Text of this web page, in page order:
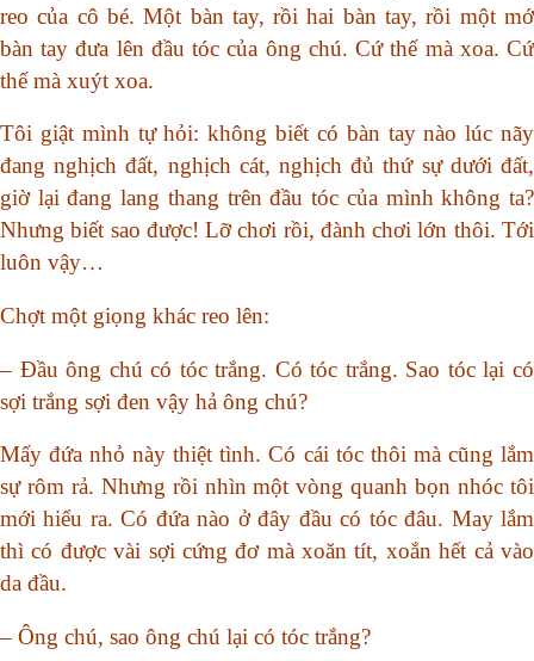
reo của cô bé. Một bàn tay, rồi hai bàn tay, rồi một mớ
bàn tay đưa lên đầu tóc của ông chú. Cứ thế mà xoa. Cứ
thế mà xuýt xoa.
Tôi giật mình tự hỏi: không biết có bàn tay nào lúc nãy
đang nghịch đất, nghịch cát, nghịch đủ thứ sự dưới đất,
giờ lại đang lang thang trên đầu tóc của mình không ta?
Nhưng biết sao được! Lỡ chơi rồi, đành chơi lớn thôi. Tới
luôn vậy…
Chợt một giọng khác reo lên:
– Đầu ông chú có tóc trắng. Có tóc trắng. Sao tóc lại có
sợi trắng sợi đen vậy hả ông chú?
Mấy đứa nhỏ này thiệt tình. Có cái tóc thôi mà cũng lắm
sự rôm rả. Nhưng rồi nhìn một vòng quanh bọn nhóc tôi
mới hiểu ra. Có đứa nào ở đây đầu có tóc đâu. May lắm
thì có được vài sợi cứng đơ mà xoăn tít, xoắn hết cả vào
da đầu.
– Ông chú, sao ông chú lại có tóc trắng?